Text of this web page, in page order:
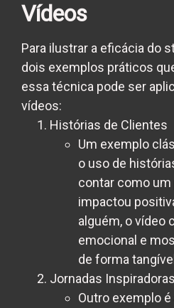
Vídeos
Para ilustrar a eficácia do
dois exemplos práticos
essa técnica pode ser
vídeos:
Histórias de Clientes
Um exemplo
o uso de
contar como
impactou
alguém, o vídeo
emocional e
de forma
Jornadas Inspiradoras
Outro exemplo